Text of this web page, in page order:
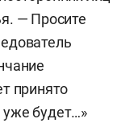
— Просите
принято
уже будет…»